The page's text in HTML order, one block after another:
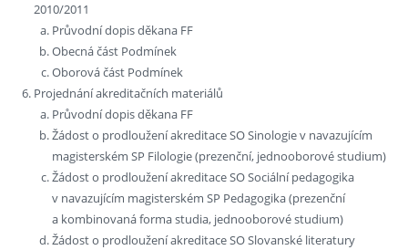
2010/2011
Průvodní dopis děkana FF
Obecná část Podmínek
Oborová část Podmínek
Projednání akreditačních materiálů
Průvodní dopis děkana FF
Žádost o prodloužení akreditace SO Sinologie v navazujícím
magisterském SP Filologie (prezenční, jednooborové studium)
Žádost o prodloužení akreditace SO Sociální pedagogika
v navazujícím magisterském SP Pedagogika (prezenční
a kombinovaná forma studia, jednooborové studium)
Žádost o prodloužení akreditace SO Slovanské literatury